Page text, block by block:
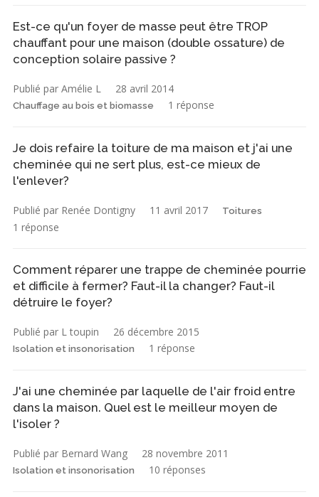
Est-ce qu'un foyer de masse peut être TROP
chauffant pour une maison (double ossature) de
conception solaire passive ?
Publié par Amélie L 28 avril 2014
Chauffage au bois et biomasse 1 réponse
Je dois refaire la toiture de ma maison et j'ai une
cheminée qui ne sert plus, est-ce mieux de
l'enlever?
Publié par Renée Dontigny 11 avril 2017 Toitures
1 réponse
Comment réparer une trappe de cheminée pourrie
et difficile à fermer? Faut-il la changer? Faut-il
détruire le foyer?
Publié par L toupin 26 décembre 2015
Isolation et insonorisation 1 réponse
J'ai une cheminée par laquelle de l'air froid entre
dans la maison. Quel est le meilleur moyen de
l'isoler ?
Publié par Bernard Wang 28 novembre 2011
Isolation et insonorisation 10 réponses